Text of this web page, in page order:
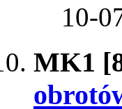
10-
MK1